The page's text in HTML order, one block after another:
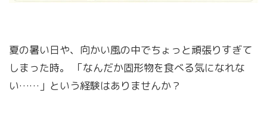
夏の暑い日や、向かい風の中でちょっと頑張りすぎて
しまった時。 「なんだか固形物を食べる気になれな
い……」という経験はありませんか？